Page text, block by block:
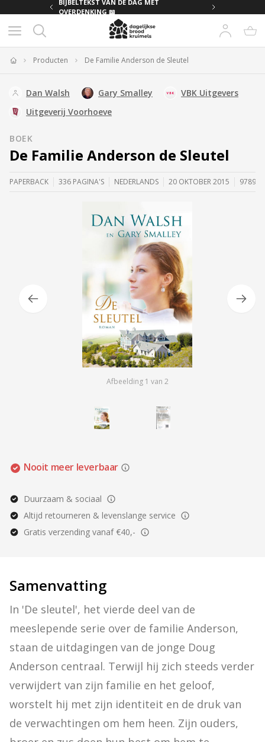
BIJBELTEKST VAN DE DAG MET
OVERDENKING 📖
Producten De Familie Anderson de Sleutel
Dan Walsh Gary Smalley
VBK Uitgevers
Uitgeverij Voorhoeve
BOEK
De Familie Anderson de Sleutel
PAPERBACK 336 PAGINA'S NEDERLANDS 20 OKTOBER 2015
Afbeelding 1 van 2
Nooit meer leverbaar
Duurzaam & sociaal
Altijd retourneren & levenslange service
Gratis verzending vanaf €40,-
Samenvatting
In 'De sleutel', het vierde deel van de
meeslepende serie over de familie Anderson,
staan de uitdagingen van de jonge Doug
Anderson centraal. Terwijl hij zich steeds verder
verwijdert van zijn familie en het geloof,
worstelt hij met zijn identiteit en de druk van
de verwachtingen om hem heen. Zijn ouders,